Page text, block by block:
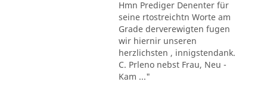
Hmn Prediger Denenter für
seine rtostreichtn Worte am
Grade derverewigten fugen
wir hiernir unseren
herzlichsten , innigstendank.
C. Prleno nebst Frau, Neu -
Kam ..."